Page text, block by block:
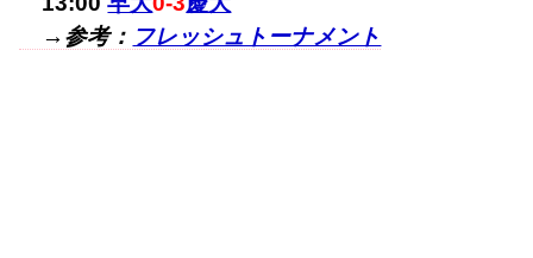
→参考： フレッシュトーナメント